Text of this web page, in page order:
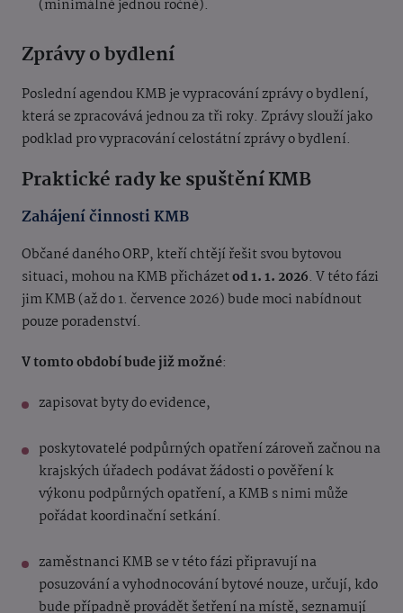
(minimálně jednou ročně).
Zprávy o bydlení
Poslední agendou KMB je vypracování zprávy o bydlení,
která se zpracovává jednou za tři roky. Zprávy slouží jako
podklad pro vypracování celostátní zprávy o bydlení.
Praktické rady ke spuštění KMB
Zahájení činnosti KMB
Občané daného ORP, kteří chtějí řešit svou bytovou
situaci, mohou na KMB přicházetod 1. 1. 2026. V této fázi
jim KMB (až do 1. července 2026) bude moci nabídnout
pouze poradenství.
V tomto období bude již možné:
zapisovat byty do evidence,
poskytovatelé podpůrných opatření zároveň začnou na
krajských úřadech podávat žádosti o pověření k
výkonu podpůrných opatření, a KMB s nimi může
pořádat koordinační setkání.
zaměstnanci KMB se v této fázi připravují na
posuzování a vyhodnocování bytové nouze, určují, kdo
bude případně provádět šetření na místě, seznamují